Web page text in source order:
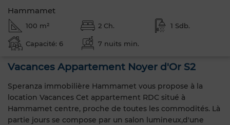
Hammamet
100 m² 2 Ch. 1 Sdb.
Capacité: 6 7 nuits min.
Vacances Appartement Noyer d'Or S2
Speranza immobilière Hammamet vous propose à la
location Vacances Cet appartement RDC situé à
Hammamet centre, proche de toutes les commodités. Là
partie jours se compose par un salon lumineux,d'une